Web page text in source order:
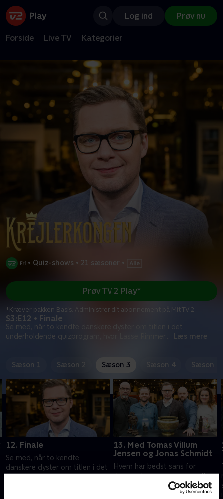
Log ind Prøv nu
Forside Live TV Kategorier
• Quiz-shows • 21 sæsoner •
S3:E12 • Finale
Se med, når to kendte danskere dyster om titlen i det
underholdende quizprogram, hvor Lasse Rimmer
Læs mere
Prøv TV 2 Play*
*Kræver pakken Basis. Administrer dit abonnement på Mit TV 2.
Sæson 1 Sæson 2 Sæson 3 Sæson 4 Sæson 5
12. Finale
Se med, når to kendte
danskere dyster om titlen i det
13. Med Tomas Villum
Jensen og Jonas Schmidt
Hvem har bedst sans for
designerlamper og gammelt
legetøj? Det finder de to
venner filminstruktør Tomas